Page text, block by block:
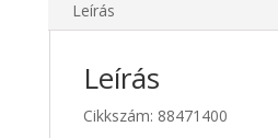
Leírás
Leírás
Cikkszám: 88471400